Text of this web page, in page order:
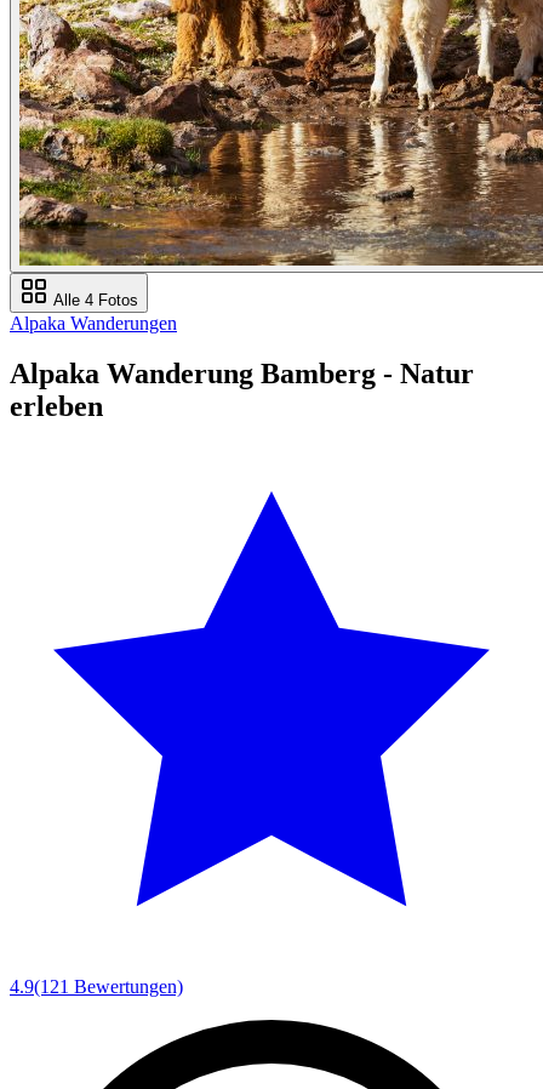
Alle 4 Fotos
Alpaka Wanderungen
Alpaka Wanderung Bamberg - Natur
erleben
4.9(121 Bewertungen)